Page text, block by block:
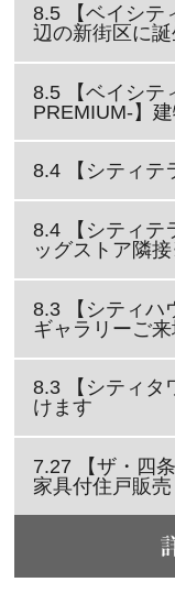
8.5 【ベイシテ
辺の新街区に
8.5 【ベイシテ
PREMIUM-】
8.4 【シティテ
8.4 【シティテ
ッグストア隣
8.3 【シティハ
ギャラリーご来
8.3 【シティタ
けます
7.27 【ザ・四
家具付住戸販売